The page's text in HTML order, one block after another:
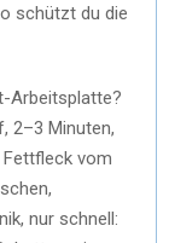
schützt du die
Arbeitsplatte?
2–3 Minuten,
vom
nur schnell: